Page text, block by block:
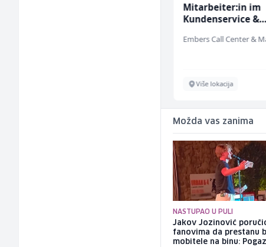
Mitarbeiter:in im
Kundenservice &
Više lokacija
Možda vas zanima
NASTUPAO U PULI
Jakov Jozinović
fanovima da prestanu
mobitele na binu: